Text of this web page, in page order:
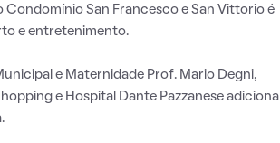
Condomínio San Francesco e San Vittorio é
e entretenimento.
e Maternidade Prof. Mario Degni,
e Hospital Dante Pazzanese adiciona